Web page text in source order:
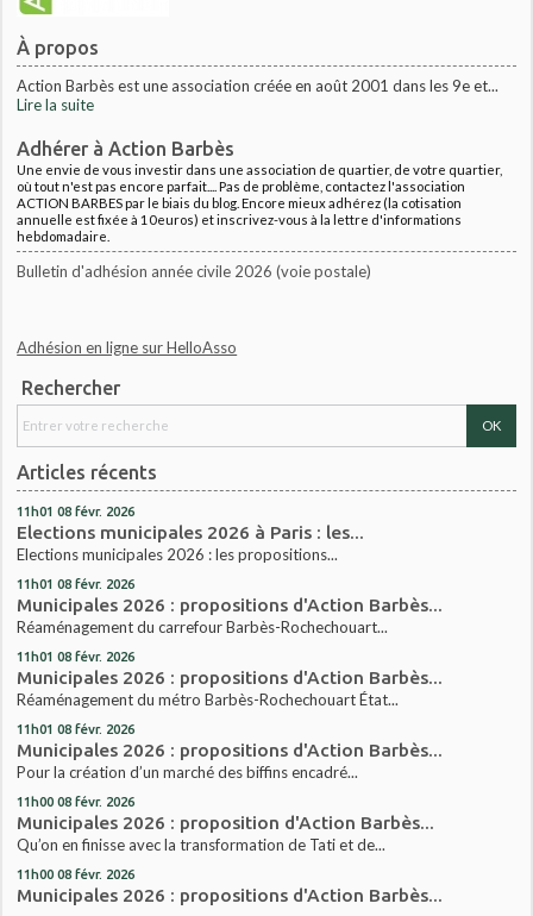
À propos
Action Barbès est une association créée en août 2001 dans les 9e et...
Lire la suite
Adhérer à Action Barbès
Une envie de vous investir dans une association de quartier, de votre quartier,
où tout n'est pas encore parfait.... Pas de problème, contactez l'association
ACTION BARBES par le biais du blog. Encore mieux adhérez (la cotisation
annuelle est fixée à 10euros) et inscrivez-vous à la lettre d'informations
hebdomadaire.
Bulletin d'adhésion année civile 2026 (voie postale)
Adhésion en ligne sur HelloAsso
Rechercher
Articles récents
11h01 08 févr. 2026
Elections municipales 2026 à Paris : les...
Elections municipales 2026 : les propositions...
11h01 08 févr. 2026
Municipales 2026 : propositions d'Action Barbès...
Réaménagement du carrefour Barbès-Rochechouart...
11h01 08 févr. 2026
Municipales 2026 : propositions d'Action Barbès...
Réaménagement du métro Barbès-Rochechouart État...
11h01 08 févr. 2026
Municipales 2026 : propositions d'Action Barbès...
Pour la création d’un marché des biffins encadré...
11h00 08 févr. 2026
Municipales 2026 : proposition d'Action Barbès...
Qu’on en finisse avec la transformation de Tati et de...
11h00 08 févr. 2026
Municipales 2026 : propositions d'Action Barbès...